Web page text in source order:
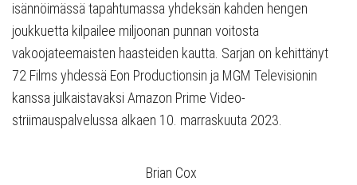
isännöimässä tapahtumassa yhdeksän kahden hengen
joukkuetta kilpailee miljoonan punnan voitosta
vakoojateemaisten haasteiden kautta. Sarjan on kehittänyt
72 Films yhdessä Eon Productionsin ja MGM Televisionin
kanssa julkaistavaksi Amazon Prime Video-
striimauspalvelussa alkaen 10. marraskuuta 2023.
Brian Cox